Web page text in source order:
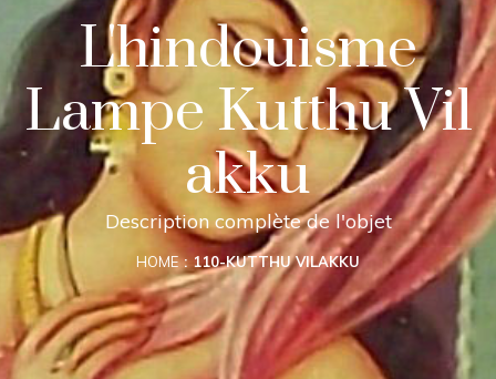
L'hindouisme
Lampe Kutthu Vil
akku
Description complète de l'objet
HOME 110-KUTTHU VILAKKU